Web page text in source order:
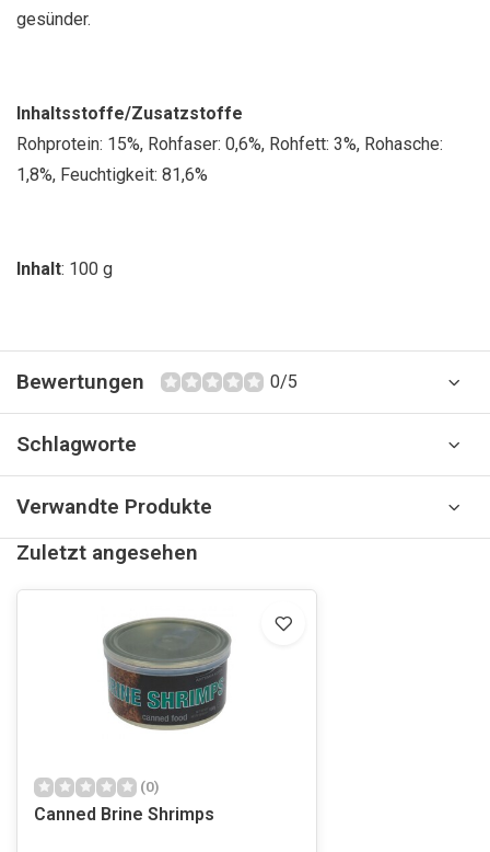
gesünder.
Inhaltsstoffe/Zusatzstoffe
Rohprotein: 15%, Rohfaser: 0,6%, Rohfett: 3%, Rohasche:
1,8%, Feuchtigkeit: 81,6%
Inhalt: 100 g
Bewertungen 0/5
Schlagworte
Verwandte Produkte
Zuletzt angesehen
(0)
Canned Brine Shrimps